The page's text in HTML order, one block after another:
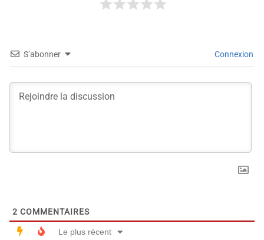
S’abonner Connexion
2 COMMENTAIRES
Le plus récent